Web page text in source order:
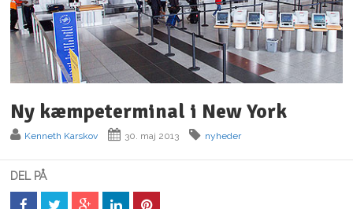
Ny kæmpeterminal i New York
Kenneth Karskov 30. maj 2013 nyheder
DEL PÅ